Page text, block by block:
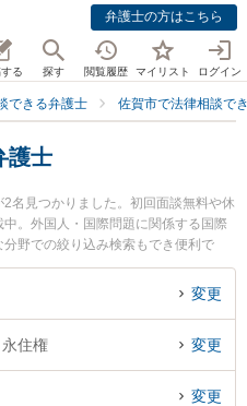
弁護士の方はこちら
る 探す 閲覧履歴 マイリスト ログイン
できる弁護士 佐賀市で法律相談で
護士
名見つかりました。初回面談無料や休
。外国人・国際問題に関係する国際
野での絞り込み検索もでき便利で
弁護士や山口・佐藤法律事務所の山口
用、強みなどが注目されています。
トラブルを今すぐに弁護士に相談し
市内の弁護士に相談予約したい』な
。
変更
住権 変更
変更